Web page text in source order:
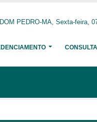
DOM PEDRO-MA, Sexta-feira,